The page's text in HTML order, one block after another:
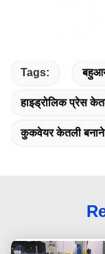
Tags:
हाइड्रोलिक प्रेस
कुकवेयर केतली बनाने